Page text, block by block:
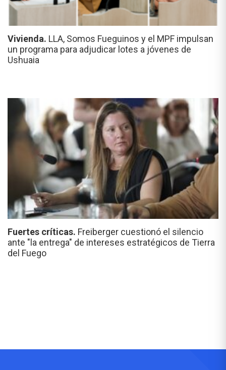
Vivienda. LLA, Somos Fueguinos y el MPF impulsan
un programa para adjudicar lotes a jóvenes de
Ushuaia
Fuertes críticas. Freiberger cuestionó el silencio
ante "la entrega" de intereses estratégicos de Tierra
del Fuego